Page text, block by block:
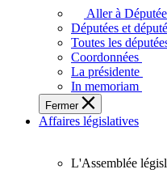
députées
députés
vous
représentent
sein
de
l'Assemblée
l'Ontario.
Aller à
Députées et
Toutes les
Coordonnées
La présidente
In memoriam
Fermer
Affaires législatives
L'Assemblée